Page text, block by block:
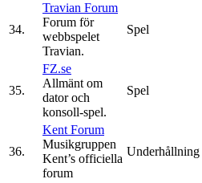
34.
Travian Forum
Forum för
webbspelet
Travian.
Spel
35.
FZ.se
Allmänt om
dator och
konsoll-spel.
Spel
36.
Kent Forum
Musikgruppen
Kent’s officiella
forum
Underhållning